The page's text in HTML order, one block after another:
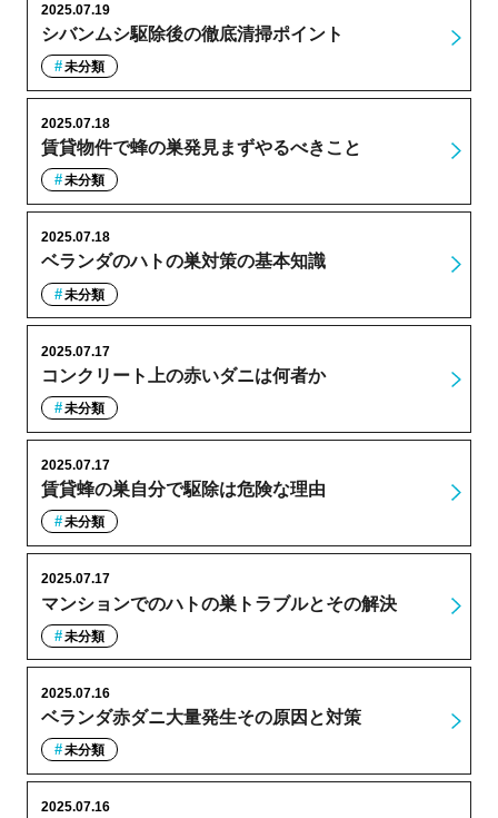
シバンムシ駆除後の徹底清掃ポイント
2025.07.19
未分類
賃貸物件で蜂の巣発見まずやるべきこと
2025.07.18
未分類
ベランダのハトの巣対策の基本知識
2025.07.18
未分類
コンクリート上の赤いダニは何者か
2025.07.17
未分類
賃貸蜂の巣自分で駆除は危険な理由
2025.07.17
未分類
マンションでのハトの巣トラブルとその解決
2025.07.17
未分類
ベランダ赤ダニ大量発生その原因と対策
2025.07.16
未分類
2025.07.16